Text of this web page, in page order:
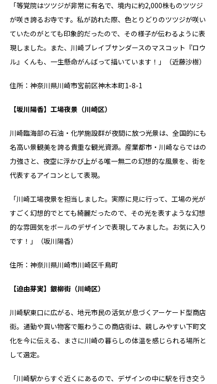
「等覚院はツツジが非常に有名で、境内に約2,000株ものツツジ
が咲き誇るお寺です。私が訪れた際、色とりどりのツツジが咲い
ていたのがとても印象的だったので、その様子が伝わるように表
現しました。また、川崎ブレイブサンダースのマスコット『ロウ
ル』くんも、一生懸命がんばって描いています！」（近藤沙樹）
住所：神奈川県川崎市宮前区神木本町1-8-1
【坂川陽香】工場夜景（川崎区）
川崎臨海部の石油・化学施設群が夜間に放つ光景は、全国的にも
名高い景観美を誇る貴重な観光資源。産業都市・川崎ならではの
力強さと、夜空に浮かび上がる唯一無二の幻想的な風景を、街を
代表するアイコンとして表現。
「川崎工場夜景を担当しました。実際に見に行って、工場の光が
すごく幻想的でとても綺麗だったので、その光を表すような幻想
的な雰囲気をボールのデザインで表現してみました。お気に入り
です！」（坂川陽香）
住所：神奈川県川崎市川崎区千鳥町
【迫由芽実】銀柳街（川崎区）
川崎駅東口に広がる、地元市民の活気が息づくアーケード型商店
街。通勤や買い物客で賑わうこの商店街は、親しみやすい下町文
化を今に伝える、まさに川崎の暮らしの体温を感じられる場所と
して選定。
「川崎駅からすぐ近くにあるので、デザインの中に駅を行き交う